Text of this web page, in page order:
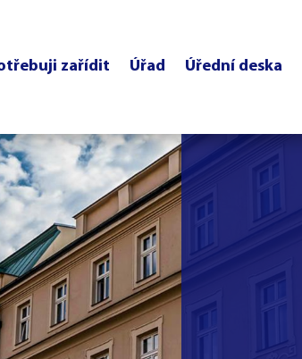
zařídit Úřad Úřední deska